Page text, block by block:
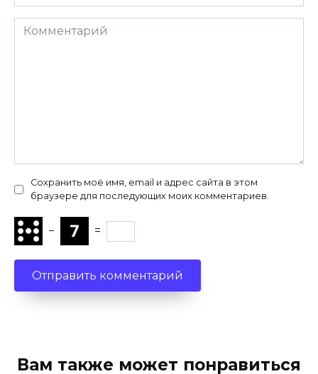
Комментарий
Сохранить моё имя, email и адрес сайта в этом
браузере для последующих моих комментариев.
− =
Вам также может понравиться